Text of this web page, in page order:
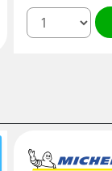
quantità